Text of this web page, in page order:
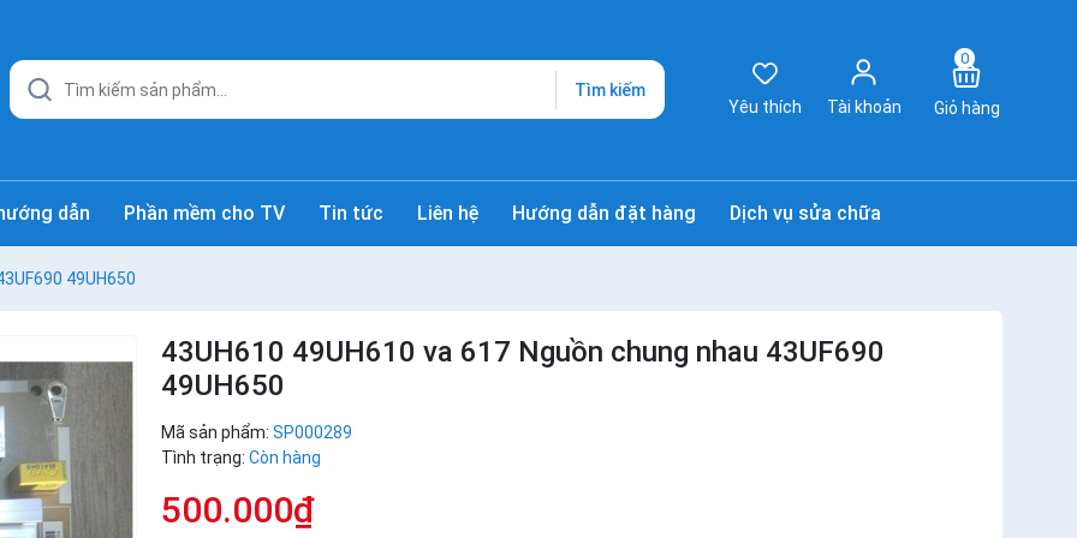
Tìm kiếm
Yêu thích
Tài khoản
0
Giỏ hàng
dẫn Phần mềm cho TV Tin tức Liên hệ Hướng dẫn đặt hàng Dịch vụ sửa chữa
49UH650
43UH610 49UH610 va 617 Nguồn chung nhau 43UF690
49UH650
Mã sản phẩm: SP000289
Tình trạng: Còn hàng
500.000₫